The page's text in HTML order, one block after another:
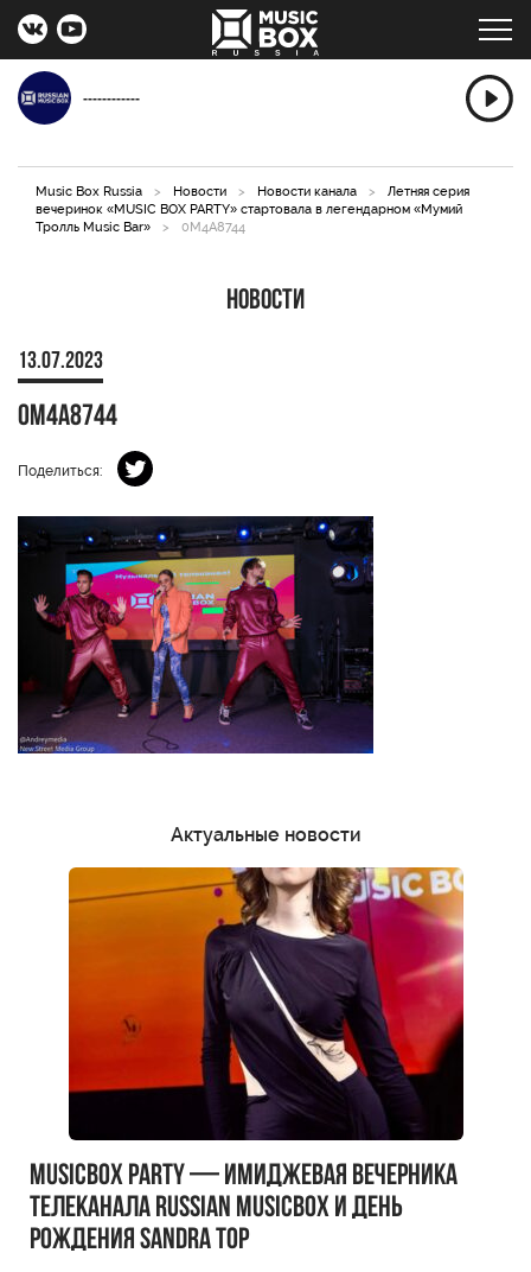
------------
Music Box Russia > Новости > Новости канала >
Летняя серия
вечеринок «MUSIC BOX PARTY» стартовала в легендарном «Мумий
Тролль Music Bar»
> 0M4A8744
Новости
13.07.2023
0M4A8744
Поделиться:
Актуальные новости
MUSICBOX PARTY — имиджевая вечерника
телеканала RUSSIAN MUSICBOX и день
рождения Sandra Top